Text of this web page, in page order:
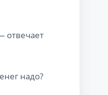
отвечает
надо?